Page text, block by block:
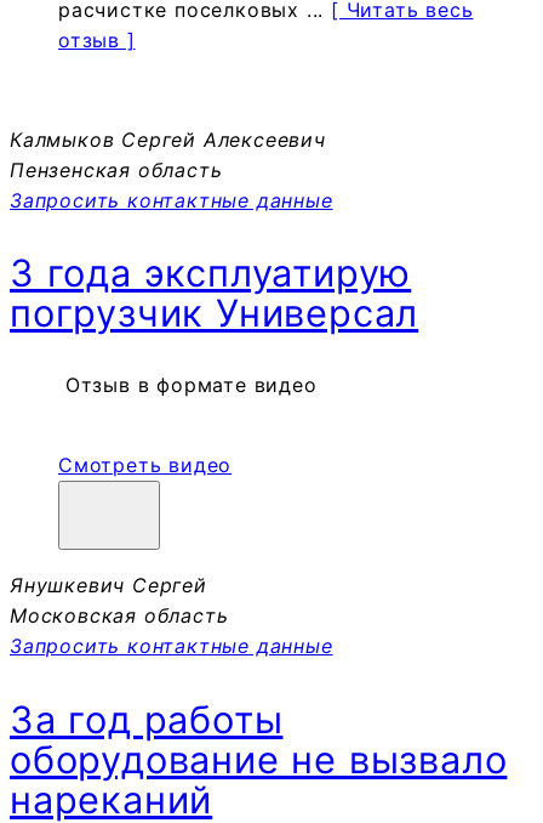
расчистке поселковых ... [ Читать весь
отзыв ]
Калмыков Сергей Алексеевич
Пензенская область
Запросить контактные данные
3 года эксплуатирую
погрузчик Универсал
Отзыв в формате видео
Смотреть видео
Янушкевич Сергей
Московская область
Запросить контактные данные
За год работы
оборудование не вызвало
нареканий